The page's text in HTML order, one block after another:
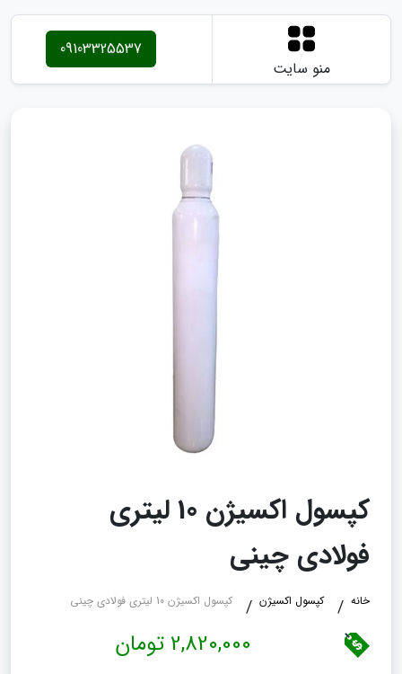
منو سایت
09103325537
کپسول اکسیژن 10 لیتری
فولادی چینی
خانه کپسول اکسیژن کپسول اکسیژن 10 لیتری فولادی چینی
2,820,000 تومان